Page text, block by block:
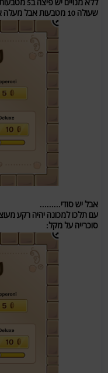
ללא
שעולה 10 מטבעות אבל מעלה את כל הרעב.
אבל יש סודי.........
עם תלכו למכונה יהיה רקע
סוכרייה על מקל: